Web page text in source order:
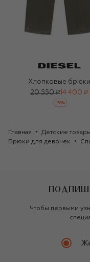
Хлопковые брюки
20 550 ₽ 14 400 ₽
-30%
Главная Детские
Брюки для девочек
Чтобы первыми